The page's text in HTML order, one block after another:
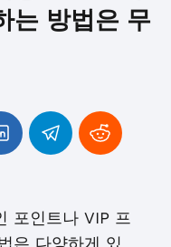
는 방법은 무
포인트나 VIP 프
은 다양하게 있